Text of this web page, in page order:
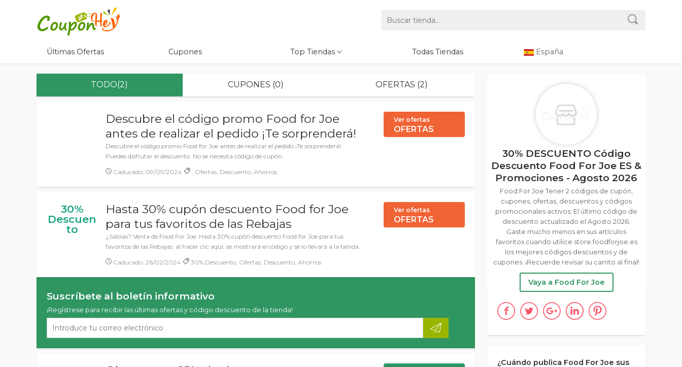
Últimas Ofertas Cupones Top Tiendas Todas Tiendas España
TODO(2) CUPONES (0) OFERTAS (2)
Descubre el código promo Food for Joe
antes de realizar el pedido ¡Te sorprenderá!
Descubre el código promo Food for Joe antes de realizar el pedido ¡Te sorprenderá!.
Puedes disfrutar el descuento. No se necesita código de cupón.
Caducado: 09/09/2024 , Ofertas, Descuento, Ahorros
Ver ofertas
OFERTAS
30%
Descuen
to
Hasta 30% cupón descuento Food for Joe
para tus favoritos de las Rebajas
¿Sabías? Venta de Food For Joe: Hasta 30% cupón descuento Food for Joe para tus
favoritos de las Rebajas: al hacer clic aquí, se mostrará el código y se lo llevará a la tienda.
Caducado: 26/02/2024 30% Descuento, Ofertas, Descuento, Ahorros
Ver ofertas
OFERTAS
Suscríbete al boletín informativo
¡Regístrese para recibir las últimas ofertas y código descuento de la tienda!
30% DESCUENTO Código
Descuento Food For Joe ES &
Promociones - Agosto 2026
Food For Joe Tener 2 códigos de cupón,
cupones, ofertas, descuentos y códigos
promocionales activos; El último código de
descuento actualizado el Agosto 2026.
Gaste mucho menos en sus artículos
favoritos cuando utilice store.foodforjoe.es
los mejores códigos descuentos y de
cupones. ¡Recuerde revisar su carrito al final!
Vaya a Food For Joe
¿Cuándo publica Food For Joe sus